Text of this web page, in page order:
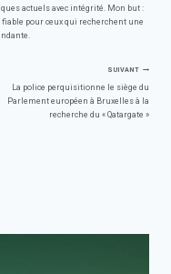
actuels avec intégrité. Mon but :
pour ceux qui recherchent une
SUIVANT
La police perquisitionne le siège du
Parlement européen à Bruxelles à la
recherche du « Qatargate »